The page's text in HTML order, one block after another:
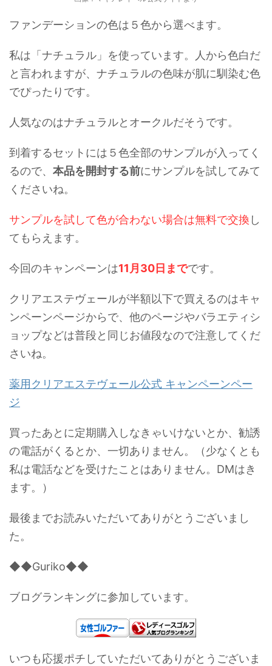
ファンデーションの色は５色から選べます。
私は「ナチュラル」を使っています。人から色白だ
と言われますが、ナチュラルの色味が肌に馴染む色
でぴったりです。
人気なのはナチュラルとオークルだそうです。
到着するセットには５色全部のサンプルが入ってく
るので、 本品を開封する前にサンプルを試してみて
くださいね。
サンプルを試して色が合わない場合は無料で交換 し
てもらえます。
今回のキャンペーンは11月30日までです。
クリアエステヴェールが半額以下で買えるのはキャ
ンペーンページからで、他のページやバラエティシ
ョップなどは普段と同じお値段なので注意してくだ
さいね。
薬用クリアエステヴェール公式 キャンペーンペー
ジ
買ったあとに定期購入しなきゃいけないとか、勧誘
の電話がくるとか、一切ありません。（少なくとも
私は電話などを受けたことはありません。DMはき
ます。）
最後までお読みいただいてありがとうございまし
た。
◆◆Guriko◆◆
ブログランキングに参加しています。
いつも応援ポチしていただいてありがとうございま